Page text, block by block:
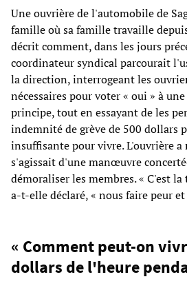
Une ouvrière de l'automobile de
famille où sa famille travaille
décrit comment, dans les jours
coordinateur syndical parcourait
la direction, interrogeant les
nécessaires pour voter « oui » à
principe, tout en essayant de les
indemnité de grève de 500 dollars
insuffisante pour vivre. L'ouvrière
s'agissait d'une manœuvre
démoraliser les membres. « C'est
a-t-elle déclaré, « nous faire peur
« Comment peut-on
dollars de l'heure